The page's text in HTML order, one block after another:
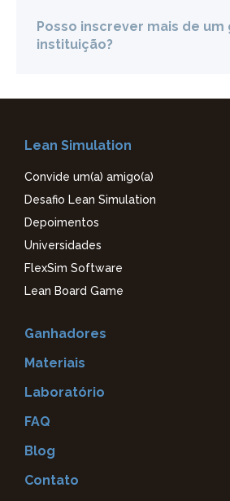
Posso inscrever mais de um
instituição?
Lean Simulation
Convide um(a) amigo(a)
Desafio Lean Simulation
Depoimentos
Universidades
FlexSim Software
Lean Board Game
Ganhadores
Materiais
Laboratório
FAQ
Blog
Contato